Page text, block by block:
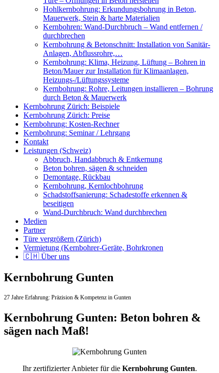
Hohlkernbohrung: Erkundungsbohrung in Beton,
Mauerwerk, Stein & harte Materialien
Kernbohren: Wand-Durchbruch – Wand entfernen /
durchbrechen
Kernbohrung & Betonschnitt: Installation von Sanitär-
Anlagen, Abflussrohre,…
Kernbohrung: Klima, Heizung, Lüftung – Bohren in
Beton/Mauer zur Installation für Klimaanlagen,
Heizungs-/Lüftungssysteme
Kernbohrung: Rohre, Leitungen installieren – Bohrung
durch Beton & Mauerwerk
Kernbohrung Zürich: Beispiele
Kernbohrung Zürich: Preise
Kernbohrung: Kosten-Rechner
Kernbohrung: Seminar / Lehrgang
Kontakt
Leistungen (Schweiz)
Abbruch, Handabbruch & Entkernung
Beton bohren, sägen & schneiden
Demontage, Rückbau
Kernbohrung, Kernlochbohrung
Schadstoffsanierung: Schadestoffe erkennen &
beseitigen
Wand-Durchbruch: Wand durchbrechen
Medien
Partner
Türe vergrößern (Zürich)
Vermietung (Kernbohrer-Geräte, Bohrkronen
🇨🇭 Über uns
Kernbohrung Gunten
27 Jahre Erfahrung: Präzision & Kompetenz in Gunten
Kernbohrung Gunten: Beton bohren &
sägen nach Maß!
Ihr zertifizierter Anbieter für die Kernbohrung Gunten.